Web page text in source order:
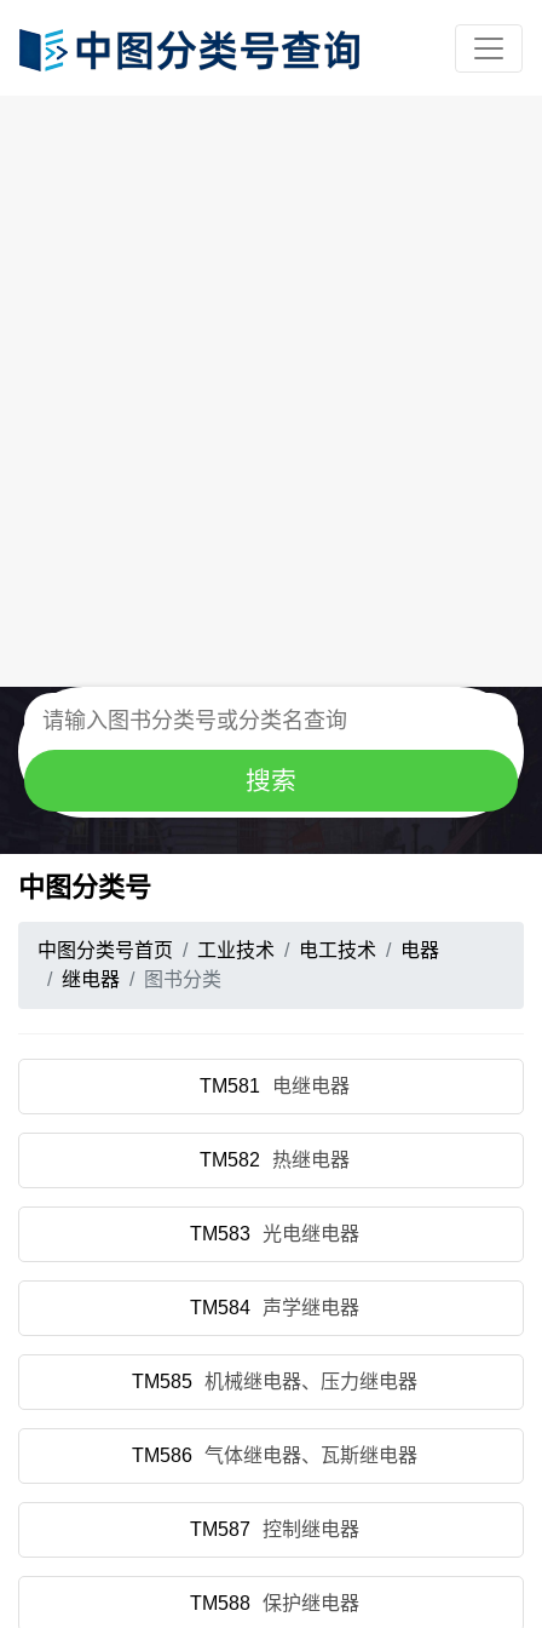
中图分类号
中图分类号首页 工业技术 电工技术
电器
继电器
图书分类
TM581 电继电器
TM582 热继电器
TM583 光电继电器
TM584 声学继电器
TM585 机械继电器、压力继电器
TM586 气体继电器、瓦斯继电器
TM587 控制继电器
TM588 保护继电器